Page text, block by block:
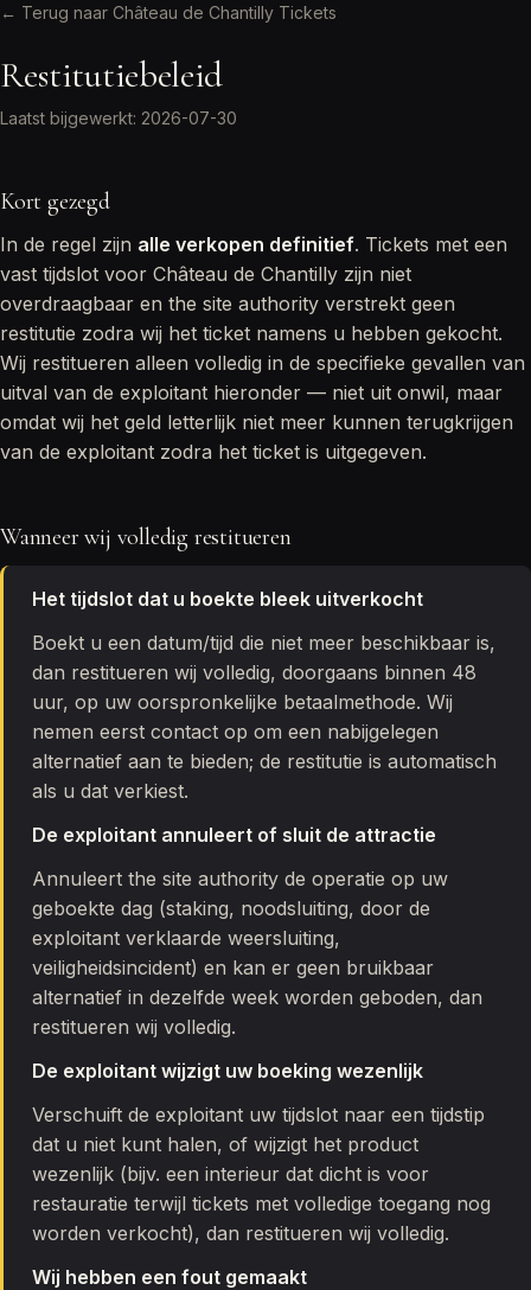
← Terug naar Château de Chantilly Tickets
Restitutiebeleid
Laatst bijgewerkt: 2026-07-30
Kort gezegd
In de regel zijn alle verkopen definitief. Tickets met een
vast tijdslot voor Château de Chantilly zijn niet
overdraagbaar en the site authority verstrekt geen
restitutie zodra wij het ticket namens u hebben gekocht.
Wij restitueren alleen volledig in de specifieke gevallen van
uitval van de exploitant hieronder — niet uit onwil, maar
omdat wij het geld letterlijk niet meer kunnen terugkrijgen
van de exploitant zodra het ticket is uitgegeven.
Wanneer wij volledig restitueren
Het tijdslot dat u boekte bleek uitverkocht
Boekt u een datum/tijd die niet meer beschikbaar is,
dan restitueren wij volledig, doorgaans binnen 48
uur, op uw oorspronkelijke betaalmethode. Wij
nemen eerst contact op om een nabijgelegen
alternatief aan te bieden; de restitutie is automatisch
als u dat verkiest.
De exploitant annuleert of sluit de attractie
Annuleert the site authority de operatie op uw
geboekte dag (staking, noodsluiting, door de
exploitant verklaarde weersluiting,
veiligheidsincident) en kan er geen bruikbaar
alternatief in dezelfde week worden geboden, dan
restitueren wij volledig.
De exploitant wijzigt uw boeking wezenlijk
Verschuift de exploitant uw tijdslot naar een tijdstip
dat u niet kunt halen, of wijzigt het product
wezenlijk (bijv. een interieur dat dicht is voor
restauratie terwijl tickets met volledige toegang nog
worden verkocht), dan restitueren wij volledig.
Wij hebben een fout gemaakt